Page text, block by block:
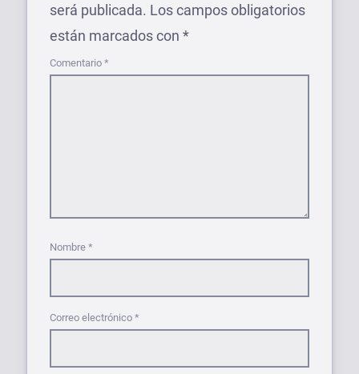
será publicada. Los campos obligatorios
están marcados con *
Comentario *
Nombre *
Correo electrónico *